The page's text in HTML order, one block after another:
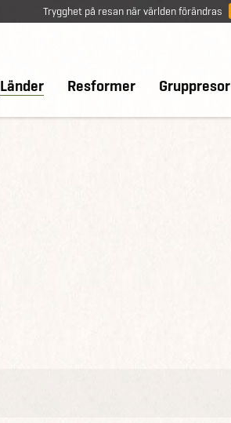
Trygghet på resan när världen förändras
Länder Resformer Gruppresor